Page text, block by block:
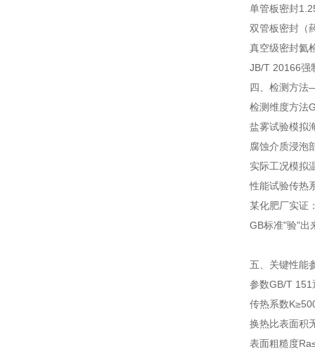
单管板密封
双管板密封（
真空级密封氦
JB/T 20166强
四、检测方
检测维度方法
盐雾试验模拟
腐蚀介质浸泡
实际工况模拟
性能试验传热
某化肥厂实证
GB标准"验"出
五、关键性
参数GB/T 151
传热系数K
换热比表面积
表面粗糙度Ra